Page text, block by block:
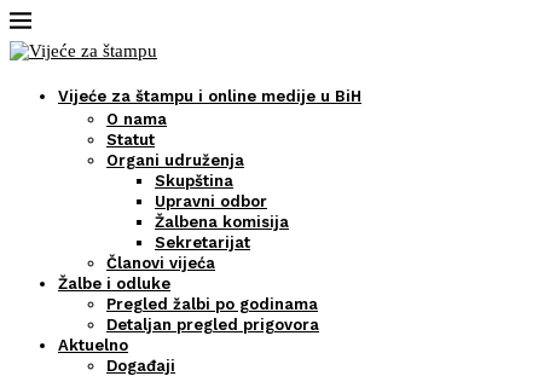
Vijeće za štampu i online medije u BiH
O nama
Statut
Organi udruženja
Skupština
Upravni odbor
Žalbena komisija
Sekretarijat
Članovi vijeća
Žalbe i odluke
Pregled žalbi po godinama
Detaljan pregled prigovora
Aktuelno
Događaji